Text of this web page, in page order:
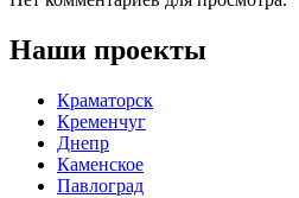
Наши проекты
Краматорск
Кременчуг
Днепр
Каменское
Павлоград